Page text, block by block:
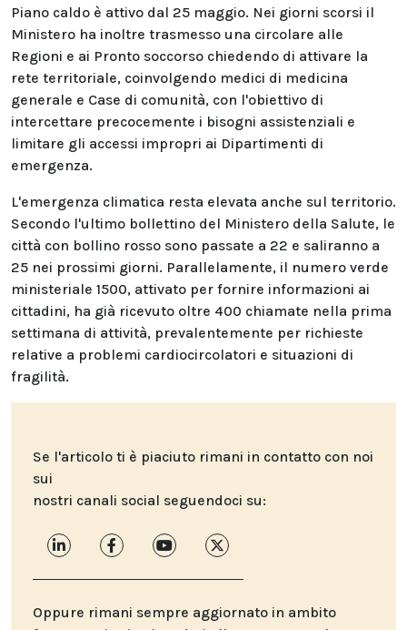
Piano caldo è attivo dal 25 maggio. Nei giorni scorsi il
Ministero ha inoltre trasmesso una circolare alle
Regioni e ai Pronto soccorso chiedendo di attivare la
rete territoriale, coinvolgendo medici di medicina
generale e Case di comunità, con l'obiettivo di
intercettare precocemente i bisogni assistenziali e
limitare gli accessi impropri ai Dipartimenti di
emergenza.
L'emergenza climatica resta elevata anche sul territorio.
Secondo l'ultimo bollettino del Ministero della Salute, le
città con bollino rosso sono passate a 22 e saliranno a
25 nei prossimi giorni. Parallelamente, il numero verde
ministeriale 1500, attivato per fornire informazioni ai
cittadini, ha già ricevuto oltre 400 chiamate nella prima
settimana di attività, prevalentemente per richieste
relative a problemi cardiocircolatori e situazioni di
fragilità.
Se l'articolo ti è piaciuto rimani in contatto con noi
sui
nostri canali social seguendoci su:
Oppure rimani sempre aggiornato in ambito